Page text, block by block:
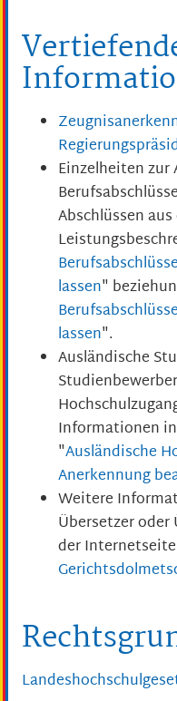
Einzelheiten zur
Abschlüssen
Berufsabsch
lassen"
lassen".
Ausländische
Informationen
"Ausländische
Anerkennung
Weitere
Übersetzer
der